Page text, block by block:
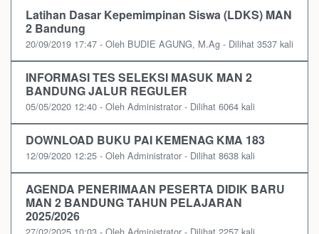
Latihan Dasar Kepemimpinan Siswa (LDKS) MAN
2 Bandung
20/09/2019 17:47 - Oleh BUDIE AGUNG, M.Ag - Dilihat 3537 kali
INFORMASI TES SELEKSI MASUK MAN 2
BANDUNG JALUR REGULER
05/05/2020 12:40 - Oleh Administrator - Dilihat 6064 kali
DOWNLOAD BUKU PAI KEMENAG KMA 183
12/09/2020 12:25 - Oleh Administrator - Dilihat 8638 kali
AGENDA PENERIMAAN PESERTA DIDIK BARU
MAN 2 BANDUNG TAHUN PELAJARAN
2025/2026